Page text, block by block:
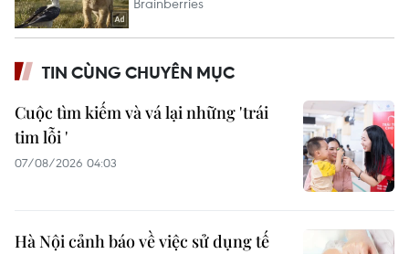
TIN CÙNG CHUYÊN MỤC
Cuộc tìm kiếm và vá lại những 'trái
tim lỗi '
07/08/2026 04:03
Hà Nội cảnh báo về việc sử dụng tế